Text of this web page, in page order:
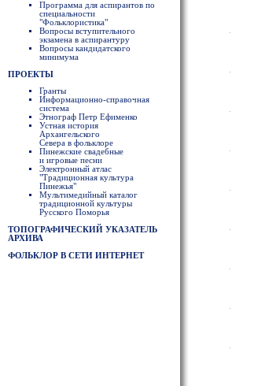
Программа для аспирантов по
специальности
"Фольклористика"
Вопросы вступительного
экзамена в аспирантуру
Вопросы кандидатского
минимума
ПРОЕКТЫ
Гранты
Информационно-справочная
система
Этнограф Петр Ефименко
Устная история
Архангельского
Севера в фольклоре
Пинежские свадебные
и игровые песни
Электронный атлас
"Традиционная культура
Пинежья"
Мультимедийный каталог
традиционной культуры
Русского Поморья
ТОПОГРАФИЧЕСКИЙ УКАЗАТЕЛЬ
АРХИВА
ФОЛЬКЛОР В СЕТИ ИНТЕРНЕТ